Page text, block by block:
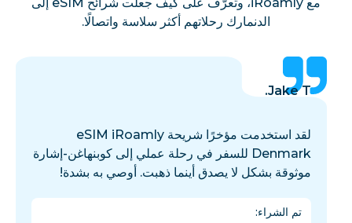
مع iRoamly، وتعرّف على كيف جعلت شرائح eSIM إلى
الدنمارك رحلاتهم أكثر سلاسة واتصالًا.
Jake T.
لقد استخدمت مؤخرًا شريحة eSIM iRoamly
Denmark للسفر في رحلة عملي إلى كوبنهاغن-إشارة
موثوقة بشكل لا يصدق أينما ذهبت. أوصي به بشدة!
تم الشراء: